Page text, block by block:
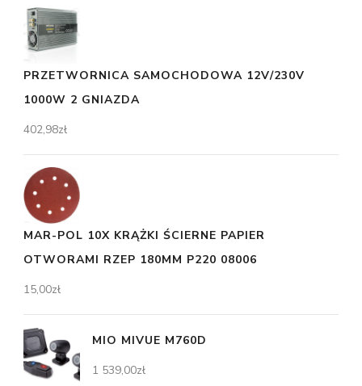
PRZETWORNICA SAMOCHODOWA 12V/230V
1000W 2 GNIAZDA
402,98zł
MAR-POL 10X KRĄŻKI ŚCIERNE PAPIER
OTWORAMI RZEP 180MM P220 08006
15,00zł
MIO MIVUE M760D
1 539,00zł